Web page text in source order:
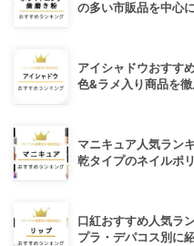
の多い市販品を中心
アイシャドウおすす
色&ラメ入り商品を徹
マニキュア人気ラン
乾タイプのネイルポ
口紅おすすめ人気ラ
プラ・デパコス別に